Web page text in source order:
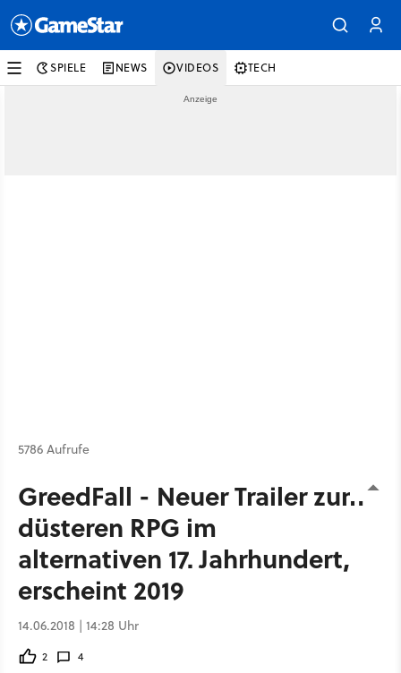
SPIELE NEWS VIDEOS TECH
5786 Aufrufe
GreedFall - Neuer Trailer zum
düsteren RPG im
alternativen 17. Jahrhundert,
erscheint 2019
14.06.2018 | 14:28 Uhr
2 4